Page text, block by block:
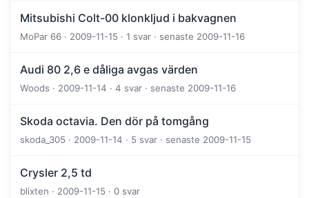
Mitsubishi Colt-00 klonkljud i bakvagnen
MoPar 66 · 2009-11-15 · 1 svar · senaste 2009-11-16
Audi 80 2,6 e dåliga avgas värden
Woods · 2009-11-14 · 4 svar · senaste 2009-11-16
Skoda octavia. Den dör på tomgång
skoda_305 · 2009-11-14 · 5 svar · senaste 2009-11-15
Crysler 2,5 td
blixten · 2009-11-15 · 0 svar